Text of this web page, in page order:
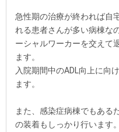
急性期の治療が終われば自
れる患者さんが多い病棟な
ーシャルワーカーを交えて
ます。
入院期間中のADL向上に向
ます。
また、感染症病棟でもある
の装着もしっかり行います。